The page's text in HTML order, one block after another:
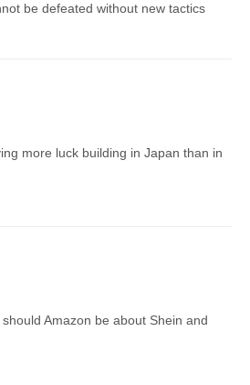
be defeated without new tactics
more luck building in Japan than in
Amazon be about Shein and